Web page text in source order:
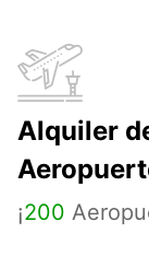
Alquiler
¡200